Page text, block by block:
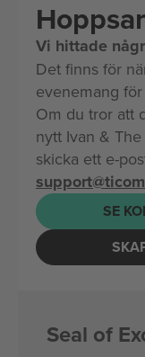
Vi hittade
Det finns för
evenemang
Om du tror att
nytt Ivan &
skicka ett e-
SE
Seal of